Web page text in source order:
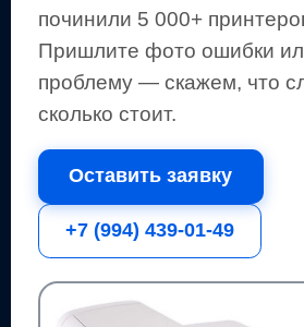
починили 5 000+
Пришлите фото ошибки
проблему — скажем, что
сколько стоит.
Оставить заявку
+7 (994) 439-01-49